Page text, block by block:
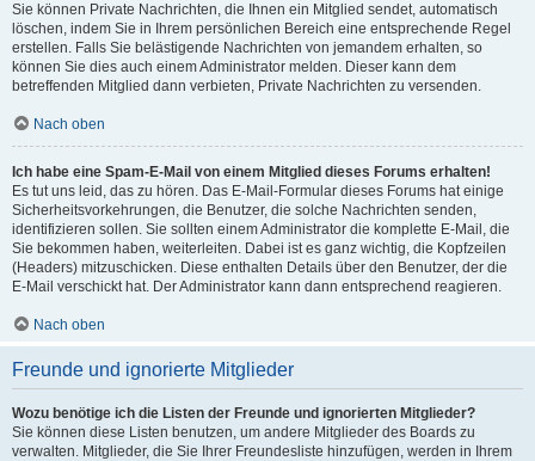
Sie können Private Nachrichten, die Ihnen ein Mitglied sendet, automatisch
löschen, indem Sie in Ihrem persönlichen Bereich eine entsprechende Regel
erstellen. Falls Sie belästigende Nachrichten von jemandem erhalten, so
können Sie dies auch einem Administrator melden. Dieser kann dem
betreffenden Mitglied dann verbieten, Private Nachrichten zu versenden.
Nach oben
Ich habe eine Spam-E-Mail von einem Mitglied dieses Forums erhalten!
Es tut uns leid, das zu hören. Das E-Mail-Formular dieses Forums hat einige
Sicherheitsvorkehrungen, die Benutzer, die solche Nachrichten senden,
identifizieren sollen. Sie sollten einem Administrator die komplette E-Mail, die
Sie bekommen haben, weiterleiten. Dabei ist es ganz wichtig, die Kopfzeilen
(Headers) mitzuschicken. Diese enthalten Details über den Benutzer, der die
E-Mail verschickt hat. Der Administrator kann dann entsprechend reagieren.
Nach oben
Freunde und ignorierte Mitglieder
Wozu benötige ich die Listen der Freunde und ignorierten Mitglieder?
Sie können diese Listen benutzen, um andere Mitglieder des Boards zu
verwalten. Mitglieder, die Sie Ihrer Freundesliste hinzufügen, werden in Ihrem